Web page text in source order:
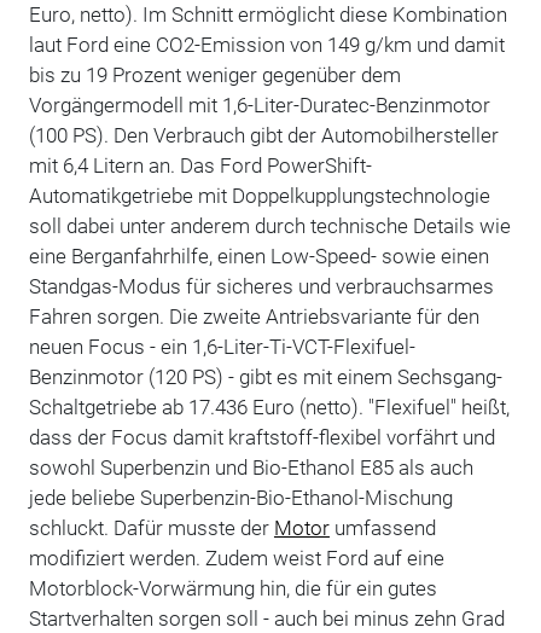
Euro, netto). Im Schnitt ermöglicht diese Kombination
laut Ford eine CO2-Emission von 149 g/km und damit
bis zu 19 Prozent weniger gegenüber dem
Vorgängermodell mit 1,6-Liter-Duratec-Benzinmotor
(100 PS). Den Verbrauch gibt der Automobilhersteller
mit 6,4 Litern an. Das Ford PowerShift-
Automatikgetriebe mit Doppelkupplungstechnologie
soll dabei unter anderem durch technische Details wie
eine Berganfahrhilfe, einen Low-Speed- sowie einen
Standgas-Modus für sicheres und verbrauchsarmes
Fahren sorgen. Die zweite Antriebsvariante für den
neuen Focus - ein 1,6-Liter-Ti-VCT-Flexifuel-
Benzinmotor (120 PS) - gibt es mit einem Sechsgang-
Schaltgetriebe ab 17.436 Euro (netto). "Flexifuel" heißt,
dass der Focus damit kraftstoff-flexibel vorfährt und
sowohl Superbenzin und Bio-Ethanol E85 als auch
jede beliebe Superbenzin-Bio-Ethanol-Mischung
schluckt. Dafür musste der Motorumfassend
modifiziert werden. Zudem weist Ford auf eine
Motorblock-Vorwärmung hin, die für ein gutes
Startverhalten sorgen soll - auch bei minus zehn Grad